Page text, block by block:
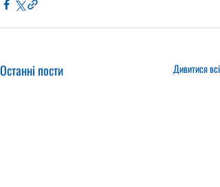
Останні пости Дивитися всі